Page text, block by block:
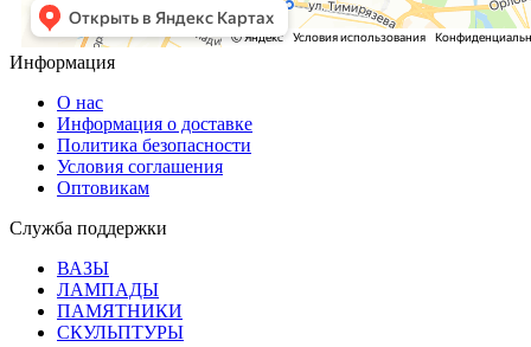
Информация
О нас
Информация о доставке
Политика безопасности
Условия соглашения
Оптовикам
Служба поддержки
ВАЗЫ
ЛАМПАДЫ
ПАМЯТНИКИ
СКУЛЬПТУРЫ